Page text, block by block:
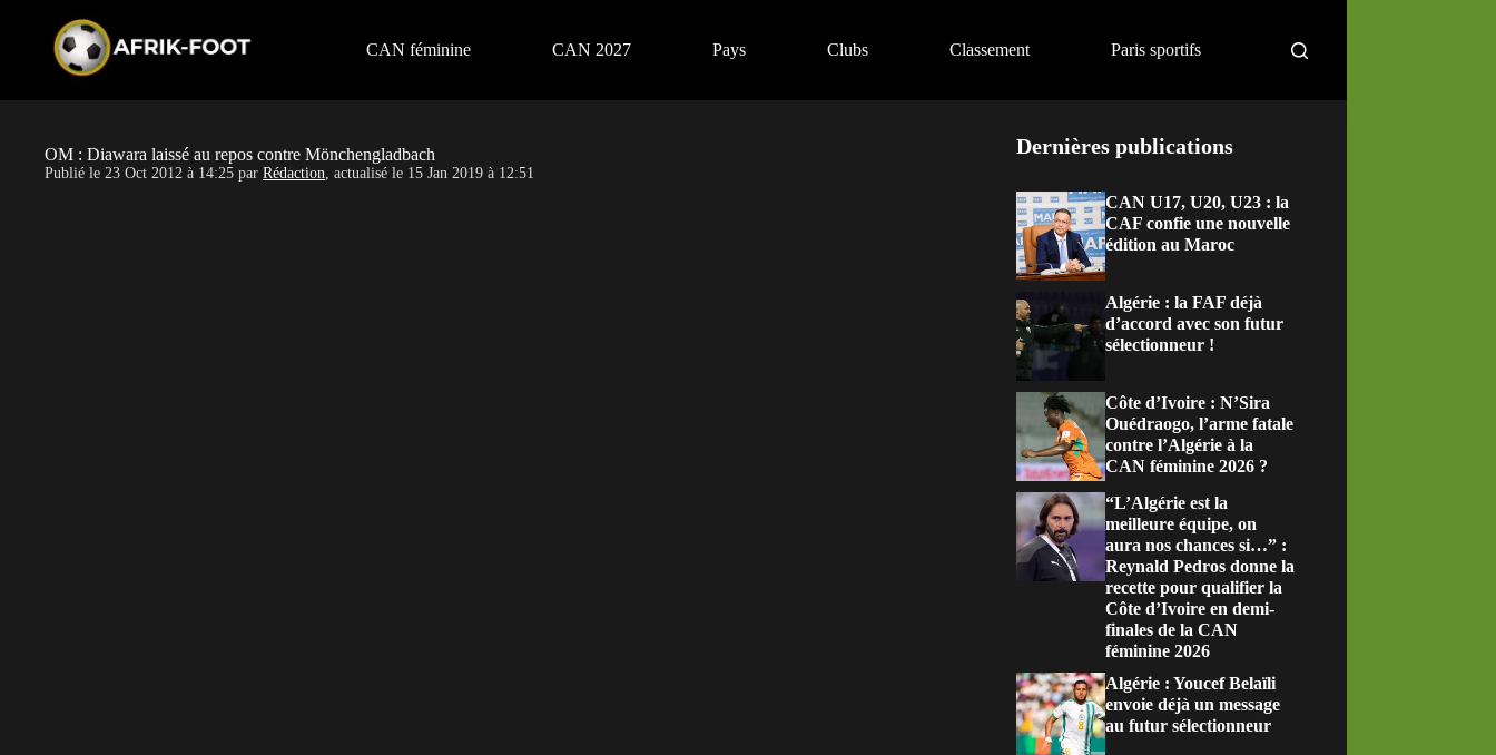
CAN féminine CAN 2027 Pays Clubs Classement Paris sportifs
OM : Diawara laissé au repos contre Mönchengladbach
Publié le 23 Oct 2012 à 14:25 par Rédaction, actualisé le 15 Jan 2019 à 12:51
Dernières publications
CAN U17, U20, U23 : la
CAF confie une nouvelle
édition au Maroc
Algérie : la FAF déjà
d’accord avec son futur
sélectionneur !
Côte d’Ivoire : N’Sira
Ouédraogo, l’arme fatale
contre l’Algérie à la
CAN féminine 2026 ?
“L’Algérie est la
meilleure équipe, on
aura nos chances si…” :
Reynald Pedros donne la
recette pour qualifier la
Côte d’Ivoire en demi-
finales de la CAN
féminine 2026
Algérie : Youcef Belaïli
envoie déjà un message
au futur sélectionneur